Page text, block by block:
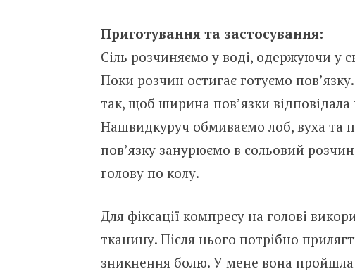
Приготування та застосування:
Сіль розчиняємо у воді, одержуючи у
Поки розчин остигає готуємо
так, щоб ширина пов’язки
Нашвидкуруч обмиваємо лоб, вуха та
пов’язку занурюємо в сольовий
голову по колу.
Для фіксації компресу на голові
тканину. Після цього потрібно
зникнення болю. У мене вона пройшла